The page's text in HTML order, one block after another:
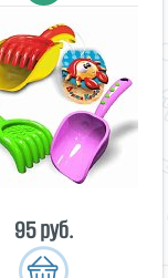
95 руб.